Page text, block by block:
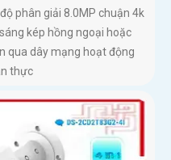
phân giải 8.0MP chuận 4k
kép hồng ngoại hoặc
qua dây mạng hoạt động
thực